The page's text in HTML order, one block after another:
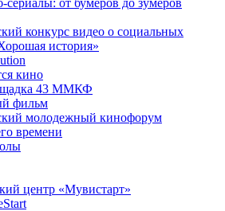
сериалы: от бумеров до зумеров
конкурс видео о социальных
история»
кино
43 ММКФ
фильм
молодежный кинофорум
времени
центр «Мувистарт»